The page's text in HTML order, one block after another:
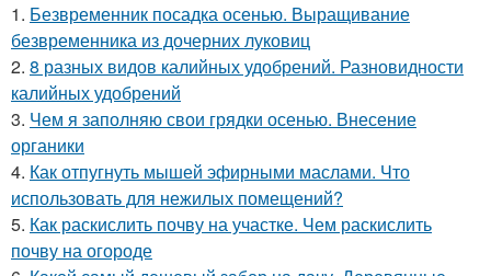
1. Безвременник посадка осенью. Выращивание
безвременника из дочерних луковиц
2. 8 разных видов калийных удобрений. Разновидности
калийных удобрений
3. Чем я заполняю свои грядки осенью. Внесение
органики
4. Как отпугнуть мышей эфирными маслами. Что
использовать для нежилых помещений?
5. Как раскислить почву на участке. Чем раскислить
почву на огороде